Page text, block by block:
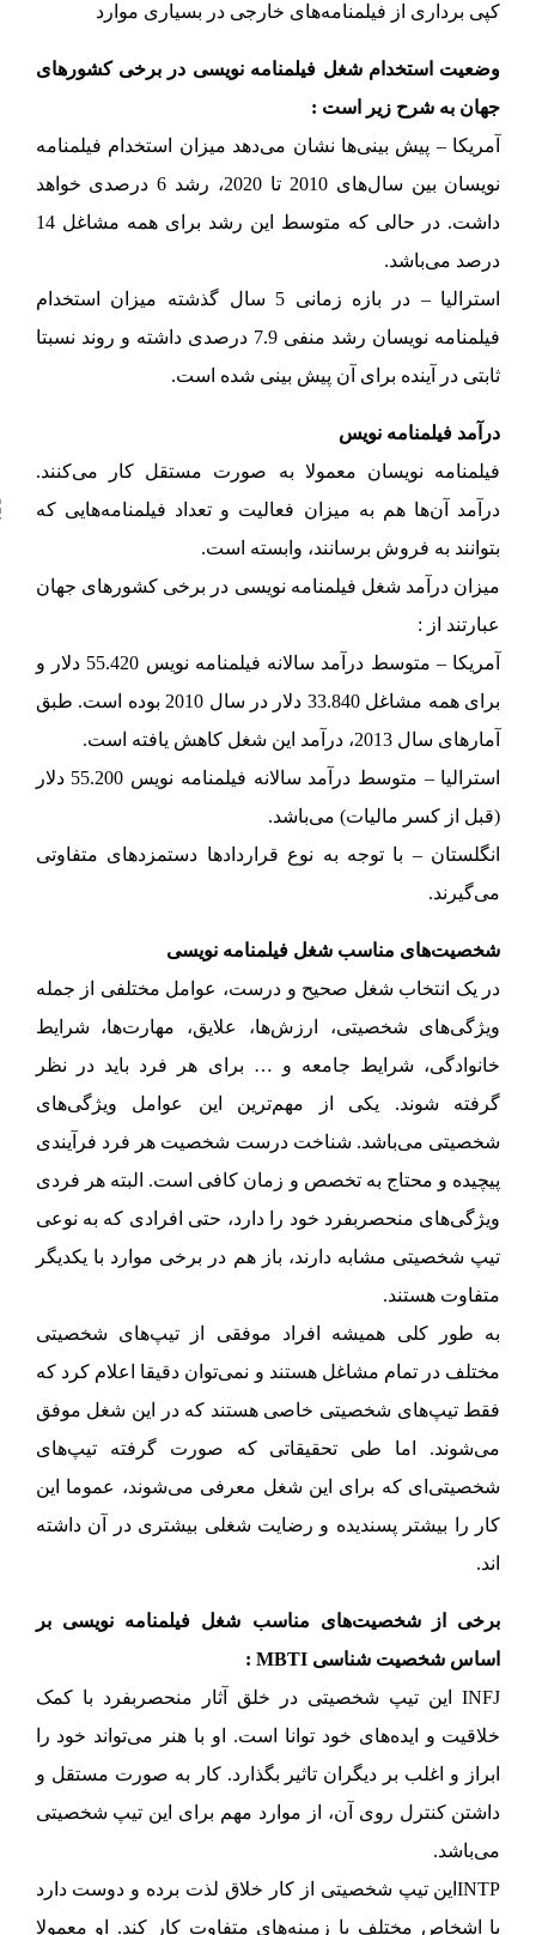
کپی برداری از فیلمنامه‌های خارجی در بسیاری موارد
وضعیت استخدام شغل فیلمنامه نویسی در برخی کشورهای
جهان به شرح زیر است :
آمریکا – پیش بینی‌ها نشان می‌دهد میزان استخدام فیلمنامه
نویسان بین سال‌های 2010 تا 2020، رشد 6 درصدی خواهد
داشت. در حالی که متوسط این رشد برای همه مشاغل 14
درصد می‌باشد.
استرالیا – در بازه زمانی 5 سال گذشته میزان استخدام
فیلمنامه نویسان رشد منفی 7.9 درصدی داشته و روند نسبتا
ثابتی در آینده برای آن پیش بینی شده است.
درآمد فیلمنامه نویس
فیلمنامه نویسان معمولا به صورت مستقل کار می‌کنند.
درآمد آن‌ها هم به میزان فعالیت و تعداد فیلمنامه‌هایی که
بتوانند به فروش برسانند، وابسته است.
میزان درآمد شغل فیلمنامه نویسی در برخی کشورهای جهان
عبارتند از :
آمریکا – متوسط درآمد سالانه فیلمنامه نویس 55.420 دلار و
برای همه مشاغل 33.840 دلار در سال 2010 بوده است. طبق
آمارهای سال 2013، درآمد این شغل کاهش یافته است.
استرالیا – متوسط درآمد سالانه فیلمنامه نویس 55.200 دلار
(قبل از کسر مالیات) می‌باشد.
انگلستان – با توجه به نوع قراردادها دستمزدهای متفاوتی
می‌گیرند.
شخصیت‌های مناسب شغل فیلمنامه نویسی
در یک انتخاب شغل صحیح و درست، عوامل مختلفی از جمله
ویژگی‌های شخصیتی، ارزش‌ها، علایق، مهارت‌ها، شرایط
خانوادگی، شرایط جامعه و … برای هر فرد باید در نظر
گرفته شوند. یکی از مهم‌ترین این عوامل ویژگی‌های
شخصیتی می‌باشد. شناخت درست شخصیت هر فرد فرآیندی
پیچیده و محتاج به تخصص و زمان کافی است. البته هر فردی
ویژگی‌های منحصربفرد خود را دارد، حتی افرادی که به نوعی
تیپ شخصیتی مشابه دارند، باز هم در برخی موارد با یکدیگر
متفاوت هستند.
به طور کلی همیشه افراد موفقی از تیپ‌های شخصیتی
مختلف در تمام مشاغل هستند و نمی‌توان دقیقا اعلام کرد که
فقط تیپ‌های شخصیتی خاصی هستند که در این شغل موفق
می‌شوند. اما طی تحقیقاتی که صورت گرفته تیپ‌های
شخصیتی‌ای که برای این شغل معرفی می‌شوند، عموما این
کار را بیشتر پسندیده و رضایت شغلی بیشتری در آن داشته
برخی از شخصیت‌های مناسب شغل فیلمنامه نویسی بر
اساس شخصیت شناسی MBTI :
INFJ این تیپ شخصیتی در خلق آثار منحصربفرد با کمک
خلاقیت و ایده‌های خود توانا است. او با هنر می‌تواند خود را
ابراز و اغلب بر دیگران تاثیر بگذارد. کار به صورت مستقل و
داشتن کنترل روی آن، از موارد مهم برای این تیپ شخصیتی
می‌باشد.
INTPاین تیپ شخصیتی از کار خلاق لذت برده و دوست دارد
با اشخاص مختلف با زمینه‌های متفاوت کار کند. او معمولا